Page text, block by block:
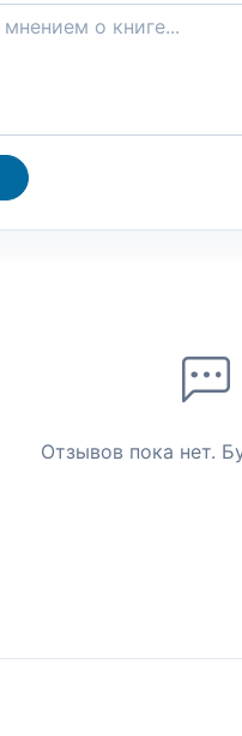
Отзывов пока нет.